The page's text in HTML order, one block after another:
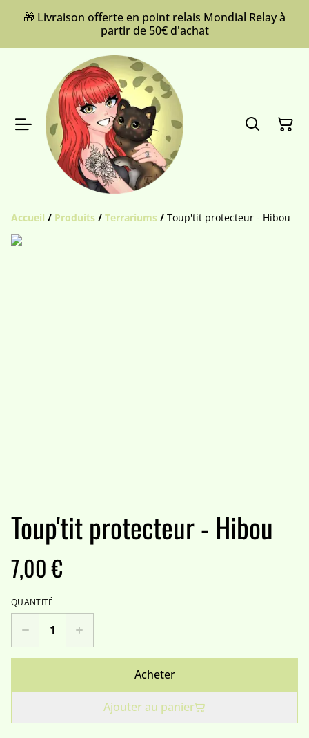
🎁 Livraison offerte en point relais Mondial Relay à
partir de 50€ d'achat
Accueil / Produits / Terrariums / Toup'tit protecteur - Hibou
Toup'tit protecteur - Hibou
7,00 €
QUANTITÉ
Acheter
Ajouter au panier